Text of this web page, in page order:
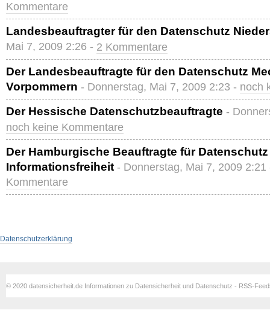
Kommentare
Landesbeauftragter für den Datenschutz
Mai 7, 2009 2:26 - 2 Kommentare
Der Landesbeauftragte für den Datenschutz
Vorpommern - Donnerstag, Mai 7, 2009 2:23 - noch
Der Hessische Datenschutzbeauftragte -
noch keine Kommentare
Der Hamburgische Beauftragte für
Informationsfreiheit - Donnerstag, Mai 7, 2009
Kommentare
Datenschutzerklärung
© 2020 datensicherheit.de Informationen zu Datensicherheit und Datenschutz - RSS-